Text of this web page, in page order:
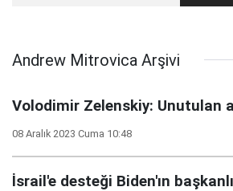
Andrew Mitrovica Arşivi
Volodimir Zelenskiy: Unutulan
08 Aralık 2023 Cuma 10:48
İsrail'e desteği Biden'ın